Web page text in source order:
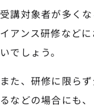
受講対象者が多く
イアンス研修など
いでしょう。
また、研修に限ら
るなどの場合にも